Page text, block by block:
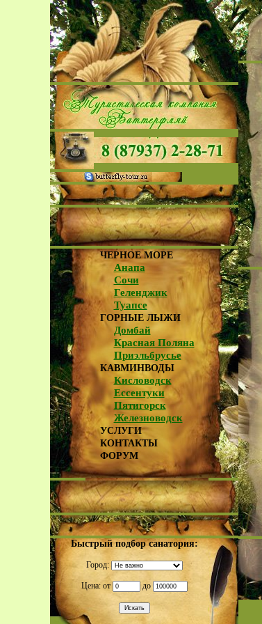
ЧЕРНОЕ МОРЕ
Анапа
Сочи
Геленджик
Туапсе
ГОРНЫЕ ЛЫЖИ
Домбай
Красная Поляна
Приэльбрусье
КАВМИНВОДЫ
Кисловодск
Ессентуки
Пятигорск
Железноводск
УСЛУГИ
КОНТАКТЫ
ФОРУМ
Быстрый подбор санатория:
Город:
Цена: от до